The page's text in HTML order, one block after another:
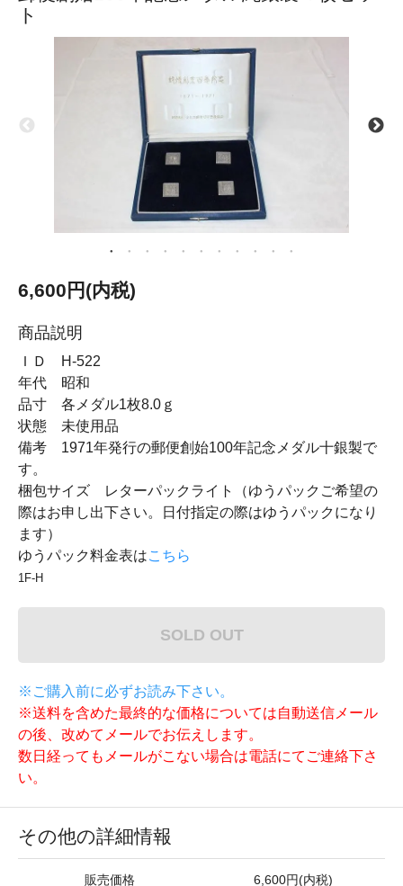
ト
6,600円(内税)
商品説明
ＩＤ H-522
年代 昭和
品寸 各メダル1枚8.0ｇ
状態 未使用品
備考 1971年発行の郵便創始100年記念メダル十銀製で
す。
梱包サイズ レターパックライト（ゆうパックご希望の
際はお申し出下さい。日付指定の際はゆうパックになり
ます）
ゆうパック料金表はこちら
1F-H
SOLD OUT
※ご購入前に必ずお読み下さい。
※送料を含めた最終的な価格については自動送信メール
の後、改めてメールでお伝えします。
数日経ってもメールがこない場合は電話にてご連絡下さ
い。
その他の詳細情報
販売価格 6,600円(内税)